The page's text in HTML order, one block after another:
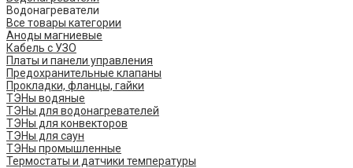
Водонагреватели
Все товары категории
Аноды магниевые
Кабель с УЗО
Платы и панели управления
Предохранительные клапаны
Прокладки, фланцы, гайки
ТЭНы водяные
ТЭНы для водонагревателей
ТЭНы для конвекторов
ТЭНы для саун
ТЭНы промышленные
Термостаты и датчики температуры